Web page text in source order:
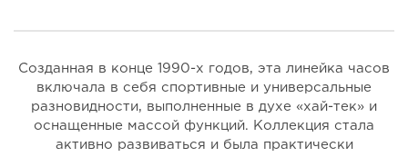
Созданная в конце 1990-х годов, эта линейка часов
включала в себя спортивные и универсальные
разновидности, выполненные в духе «хай-тек» и
оснащенные массой функций. Коллекция стала
активно развиваться и была практически